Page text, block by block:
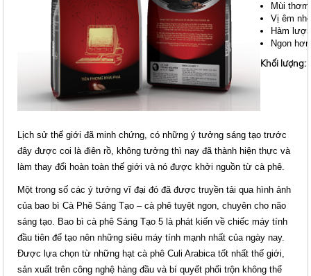
Mùi
Vị êm
Hàm
Ngon
Khối lượng:
Lịch sử thế giới đã minh chứng, có những ý tưởng sáng tạo trước
đây được coi là điên rồ, không tưởng thì nay đã thành hiện thực và
làm thay đổi hoàn toàn thế giới và nó được khởi nguồn từ cà phê.
Một trong số các ý tưởng vĩ đại đó đã được truyền tải qua hình ảnh
của bao bì Cà Phê Sáng Tạo – cà phê tuyệt ngon, chuyên cho não
sáng tạo. Bao bì cà phê Sáng Tạo 5 là phát kiến về chiếc máy tính
đầu tiên để tạo nên những siêu máy tính mạnh nhất của ngày nay.
Được lựa chọn từ những hạt cà phê Culi Arabica tốt nhất thế giới,
sản xuất trên công nghệ hàng đầu và bí quyết phối trộn không thể